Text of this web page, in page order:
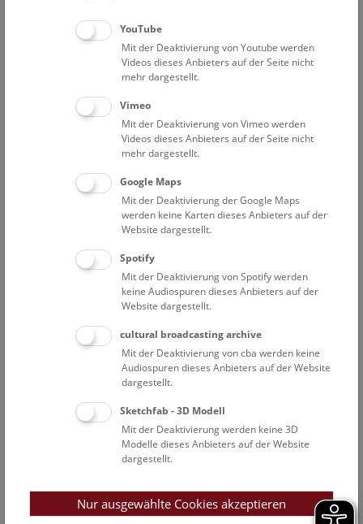
Außenstellen
PASIN/Narrenturm
Studiensammlung
Die Überblicksführung durch die Studiensammlung zeigt
ausgewählte Präparate zu verschiedenen Erkrankungen
wie Tuberkulose, Syphilis oder Ichthyose.
NARRENTURM
Augmented Reality Show: Zurück in die
Eine multimediale Zeitreise durch 380 Millionen Jahre
Erdgeschichte, vom Erdaltertum bis heute, entwickelt im
Rahmen des EU-Interreg-Projekts GeoTT ATCZ00013.
YouTube
Mit der Deaktivierung von Youtube werden
Videos dieses Anbieters auf der Seite nicht
mehr dargestellt.
Vimeo
Mit der Deaktivierung von Vimeo werden
Videos dieses Anbieters auf der Seite nicht
mehr dargestellt.
Google Maps
Mit der Deaktivierung der Google Maps
werden keine Karten dieses Anbieters auf der
Website dargestellt.
Spotify
Mit der Deaktivierung von Spotify werden
keine Audiospuren dieses Anbieters auf der
Website dargestellt.
cultural broadcasting archive
Mit der Deaktivierung von cba werden keine
Audiospuren dieses Anbieters auf der Website
dargestellt.
Sketchfab - 3D Modell
Mit der Deaktivierung werden keine 3D
Modelle dieses Anbieters auf der Website
dargestellt.
Nur ausgewählte Cookies akzeptieren